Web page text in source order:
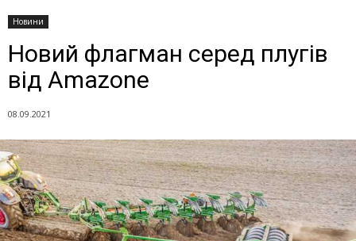
Новини
Новий флагман серед плугів
від Amazone
08.09.2021